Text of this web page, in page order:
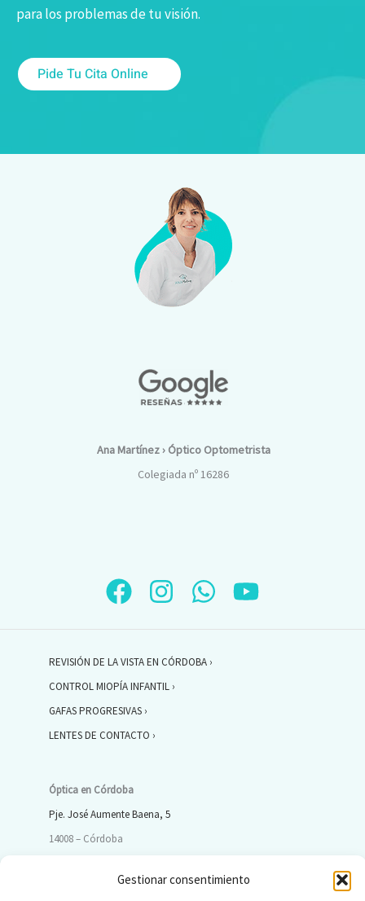
Gestionar consentimiento
para los problemas de tu visión.
Pide Tu Cita Online
Ana Martínez › Óptico Optometrista
Colegiada nº 16286
REVISIÓN DE LA VISTA EN CÓRDOBA ›
CONTROL MIOPÍA INFANTIL ›
GAFAS PROGRESIVAS ›
LENTES DE CONTACTO ›
Óptica en Córdoba
Pje. José Aumente Baena, 5
14008 – Córdoba